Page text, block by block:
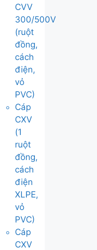
CVV
300/500V
(ruột
đồng,
cách
điện,
vỏ
PVC)
Cáp
CXV
(1
ruột
đồng,
cách
điện
XLPE,
vỏ
PVC)
Cáp
CXV